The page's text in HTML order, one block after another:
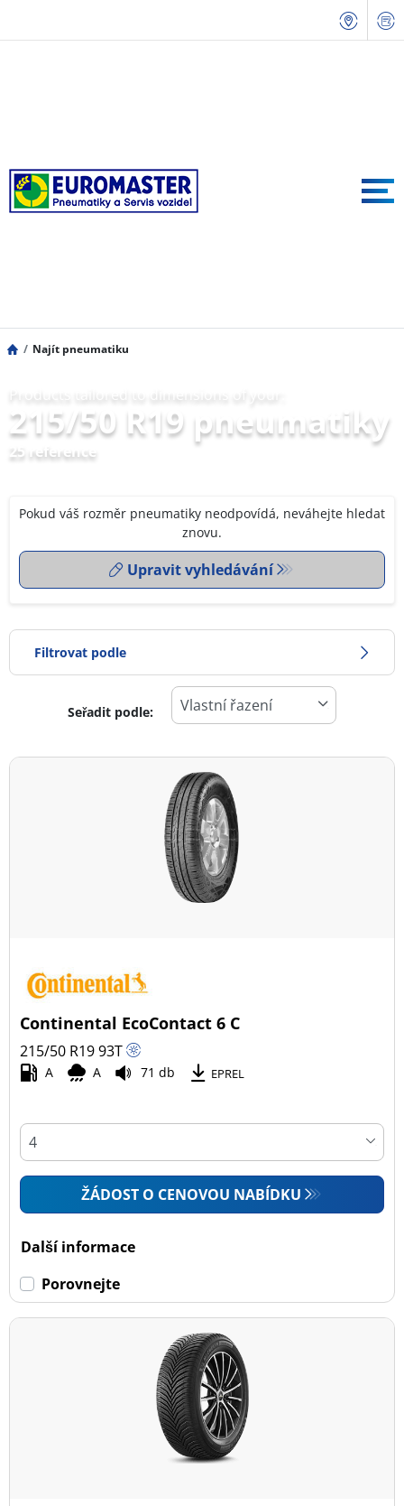
Najít pneumatiku
215/50 R19 pneumatiky
25 reference
Pokud váš rozměr pneumatiky neodpovídá, neváhejte hledat
znovu.
Upravit vyhledávání
Filtrovat podle
Všechny typy (25)
Typ vozidla
Všechny typy (25)
Osobní vůz (25)
4x4 (0)
Zemědělská technika (0)
Dojezdové
Dojezdové (0)
Ne dojezdové (25)
Seřadit podle:
Continental EcoContact 6 C
215/50 R1993T
A A 71 db EPREL
ŽÁDOST O CENOVOU NABÍDKU
Další informace
Porovnejte